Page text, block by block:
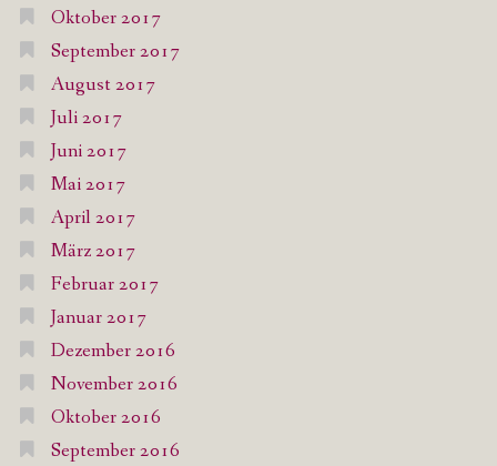
Oktober 2017
September 2017
August 2017
Juli 2017
Juni 2017
Mai 2017
April 2017
März 2017
Februar 2017
Januar 2017
Dezember 2016
November 2016
Oktober 2016
September 2016